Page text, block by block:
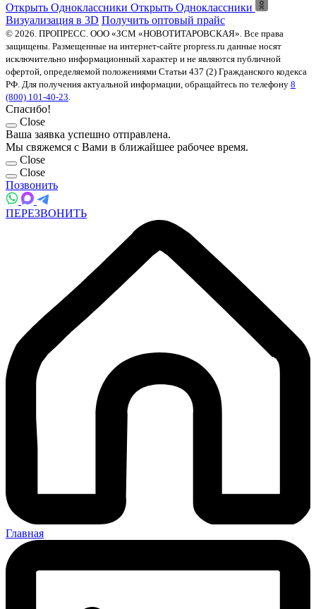
Открыть Одноклассники Открыть Одноклассники
Визуализация в 3D Получить оптовый прайс
© 2026. ПРОПРЕСС. ООО «ЗСМ «НОВОТИТАРОВСКАЯ». Все права
защищены. Размещенные на интернет-сайте propress.ru данные носят
исключительно информационный характер и не являются публичной
офертой, определяемой положениями Статьи 437 (2) Гражданского кодекса
РФ. Для получения актуальной информации, обращайтесь по телефону 8
(800) 101-40-23
Спасибо!
Close
Ваша заявка успешно отправлена.
Мы свяжемся с Вами в ближайшее рабочее время.
Close
Close
Позвонить
ПЕРЕЗВОНИТЬ
Главная